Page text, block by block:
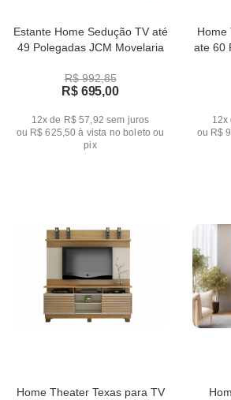
Estante Home Sedução TV até
49 Polegadas JCM Movelaria
R$ 992,85
R$ 695,00
12x de R$ 57,92 sem juros
ou R$ 625,50 à vista no boleto ou
pix
Home
ate 60
12x
ou R$
Home Theater Texas para TV